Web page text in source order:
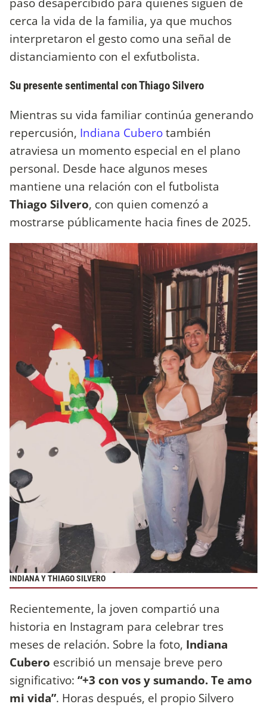
cerca la vida de la familia, ya que muchos
interpretaron el gesto como una señal de
distanciamiento con el exfutbolista.
Su presente sentimental con Thiago Silvero
Mientras su vida familiar continúa generando
repercusión, Indiana Cuberotambién
atraviesa un momento especial en el plano
personal. Desde hace algunos meses
mantiene una relación con el futbolista
Thiago Silvero, con quien comenzó a
mostrarse públicamente hacia fines de 2025.
INDIANA Y THIAGO SILVERO
Recientemente, la joven compartió una
historia en Instagram para celebrar tres
meses de relación. Sobre la foto, Indiana
Cubero escribió un mensaje breve pero
significativo: “+3 con vos y sumando. Te amo
mi vida”. Horas después, el propio Silvero